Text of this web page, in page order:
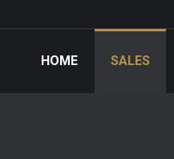
HOME SALES